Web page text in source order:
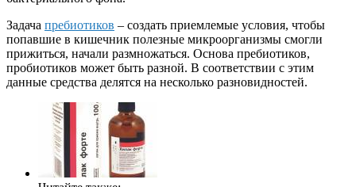
Задача пребиотиков – создать приемлемые условия, чтобы
попавшие в кишечник полезные микроорганизмы смогли
прижиться, начали размножаться. Основа пребиотиков,
пробиотиков может быть разной. В соответствии с этим
данные средства делятся на несколько разновидностей.